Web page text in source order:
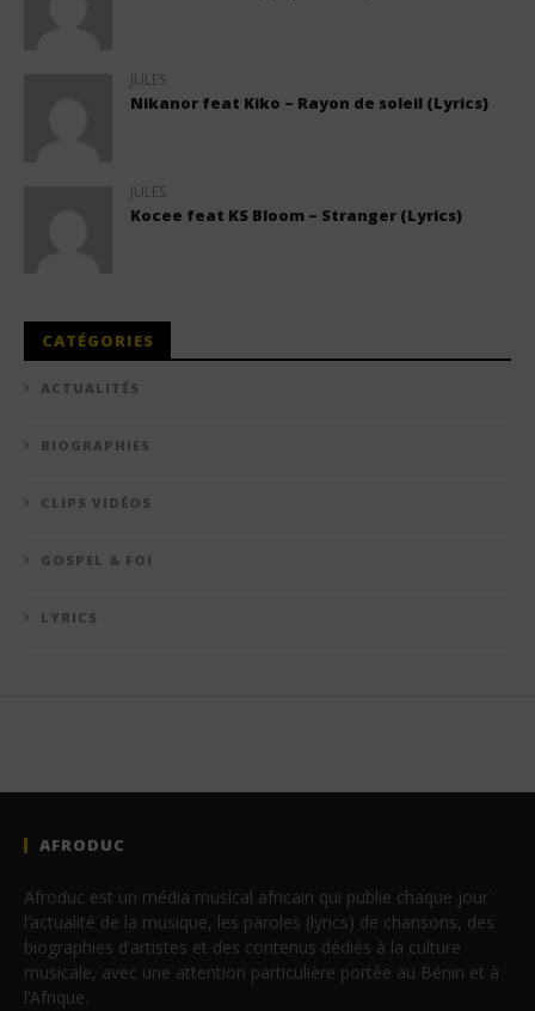
JULES
Nikanor feat Kiko – Rayon de soleil (Lyrics)
JULES
Kocee feat KS Bloom – Stranger (Lyrics)
CATÉGORIES
ACTUALITÉS
BIOGRAPHIES
CLIPS VIDÉOS
GOSPEL & FOI
LYRICS
AFRODUC
Afroduc est un média musical africain qui publie chaque jour
l’actualité de la musique, les paroles (lyrics) de chansons, des
biographies d’artistes et des contenus dédiés à la culture
musicale, avec une attention particulière portée au Bénin et à
l’Afrique.